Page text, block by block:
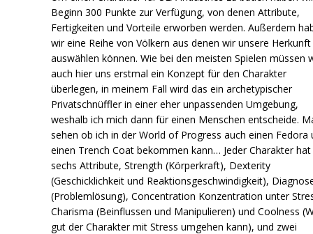
Beginn 300 Punkte zur Verfügung, von denen Attribute,
Fertigkeiten und Vorteile erworben werden. Außerdem
wir eine Reihe von Völkern aus denen wir unsere Herkunft
auswählen können. Wie bei den meisten Spielen müssen
auch hier uns erstmal ein Konzept für den Charakter
überlegen, in meinem Fall wird das ein archetypischer
Privatschnüffler in einer eher unpassenden Umgebung,
weshalb ich mich dann für einen Menschen entscheide.
sehen ob ich in der World of Progress auch einen Fedora
einen Trench Coat bekommen kann… Jeder Charakter hat
sechs Attribute, Strength (Körperkraft), Dexterity
(Geschicklichkeit und Reaktionsgeschwindigkeit),
(Problemlösung), Concentration Konzentration unter
Charisma (Beinflussen und Manipulieren) und Coolness
gut der Charakter mit Stress umgehen kann), und zwei